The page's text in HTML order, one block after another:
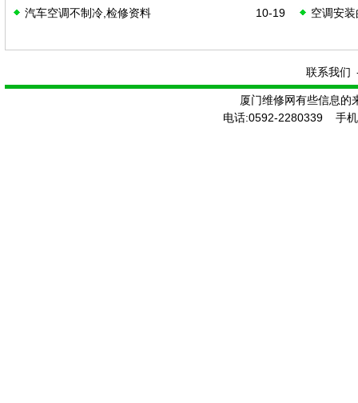
立式明
10-19
汽车空调不制冷,检修资料 空调安
联系我们
厦门维修网有些信息的
电话:0592-2280339 手